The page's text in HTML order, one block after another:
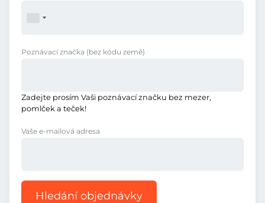
Poznávací značka (bez kódu země)
Zadejte prosím Vaši poznávací značku bez mezer,
pomlček a teček!
Vaše e-mailová adresa
Hledání objednávky